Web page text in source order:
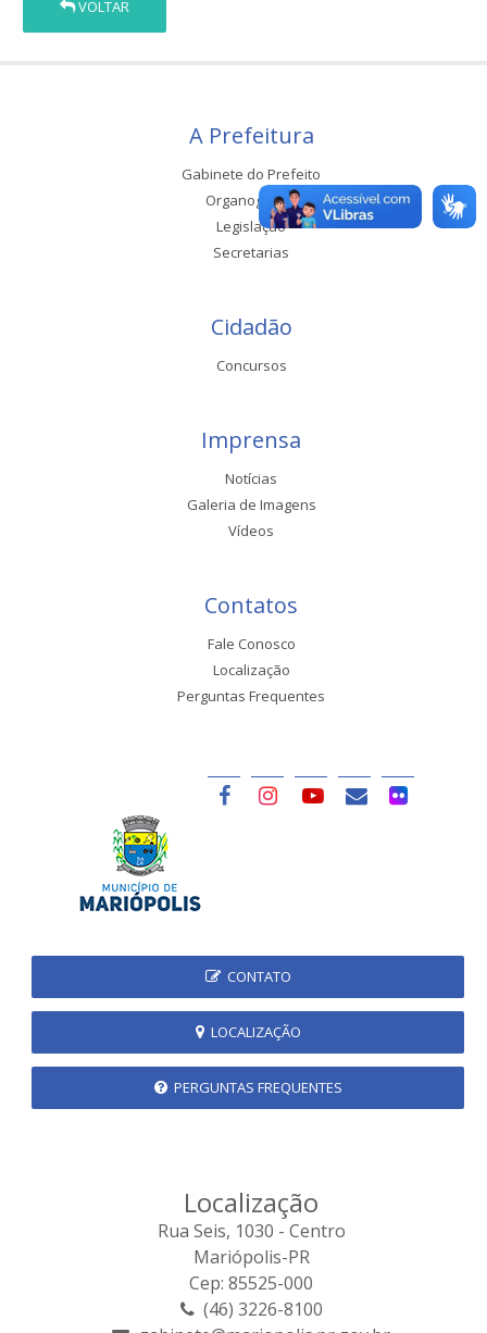
VOLTAR
A Prefeitura
Gabinete do Prefeito
Organograma
Legislação
Secretarias
Cidadão
Concursos
Imprensa
Notícias
Galeria de Imagens
Vídeos
Contatos
Fale Conosco
Localização
Perguntas Frequentes
CONTATO
LOCALIZAÇÃO
PERGUNTAS FREQUENTES
Localização
Rua Seis, 1030 - Centro
Mariópolis-PR
Cep: 85525-000
(46) 3226-8100